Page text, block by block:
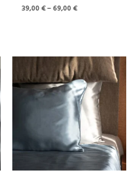
39,00€–69,00€